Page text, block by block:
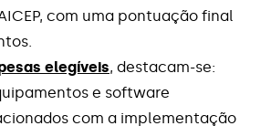
com uma pontuação final
elegíveis, destacam-se:
e software
com a implementação